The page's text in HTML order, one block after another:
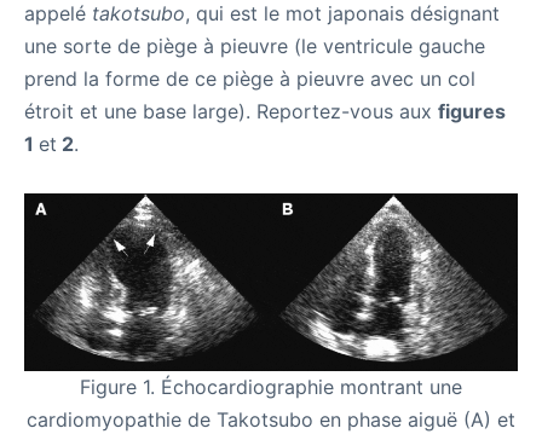
appelé takotsubo, qui est le mot japonais désignant
une sorte de piège à pieuvre (le ventricule gauche
prend la forme de ce piège à pieuvre avec un col
étroit et une base large). Reportez-vous aux figures
1 et 2.
Figure 1. Échocardiographie montrant une
cardiomyopathie de Takotsubo en phase aiguë (A) et